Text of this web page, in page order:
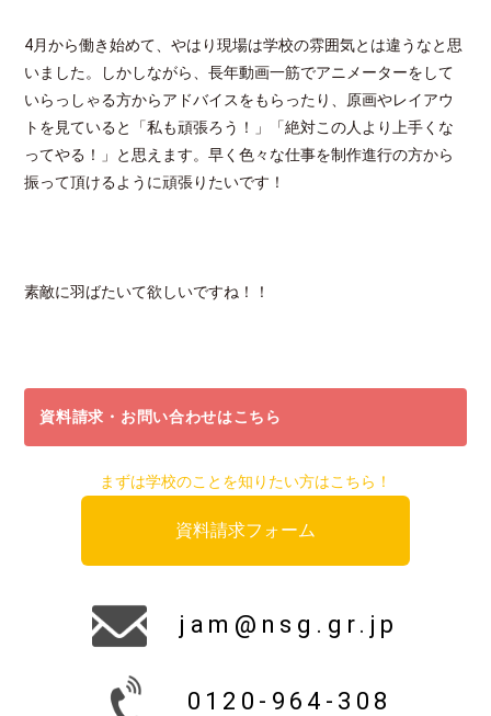
4月から働き始めて、やはり現場は学校の雰囲気とは違うなと思
いました。しかしながら、長年動画一筋でアニメーターをして
いらっしゃる方からアドバイスをもらったり、原画やレイアウ
トを見ていると「私も頑張ろう！」「絶対この人より上手くな
ってやる！」と思えます。早く色々な仕事を制作進行の方から
振って頂けるように頑張りたいです！
素敵に羽ばたいて欲しいですね！！
資料請求・お問い合わせはこちら
まずは学校のことを知りたい方はこちら！
資料請求フォーム
jam@nsg.gr.jp
0120-964-308